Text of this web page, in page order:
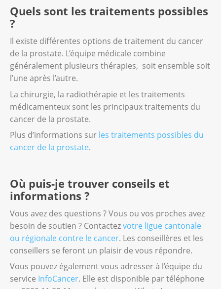
Quels sont les traitements possibles
?
Il existe différentes options de traitement du cancer
de la prostate. L’équipe médicale combine
généralement plusieurs thérapies, soit ensemble soit
l’une après l’autre.
La chirurgie, la radiothérapie et les traitements
médicamenteux sont les principaux traitements du
cancer de la prostate.
Plus d’informations sur les traitements possibles du
cancer de la prostate.
Où puis-je trouver conseils et
informations ?
Vous avez des questions ? Vous ou vos proches avez
besoin de soutien ? Contactezvotre ligue cantonale
ou régionale contre le cancer. Les conseillères et les
conseillers se feront un plaisir de vous répondre.
Vous pouvez également vous adresser à l’équipe du
service InfoCancer. Elle est disponible par téléphone